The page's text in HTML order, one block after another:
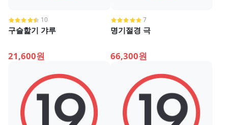
10
구슬핥기 갸루
21,600원
7
명기절경 극
66,300원